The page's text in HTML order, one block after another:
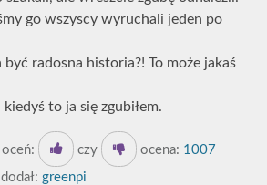
go wszyscy wyruchali jeden po
radosna historia?! To może jakaś
to ja się zgubiłem.
oceń: czy ocena: 1007
dodał: greenpi